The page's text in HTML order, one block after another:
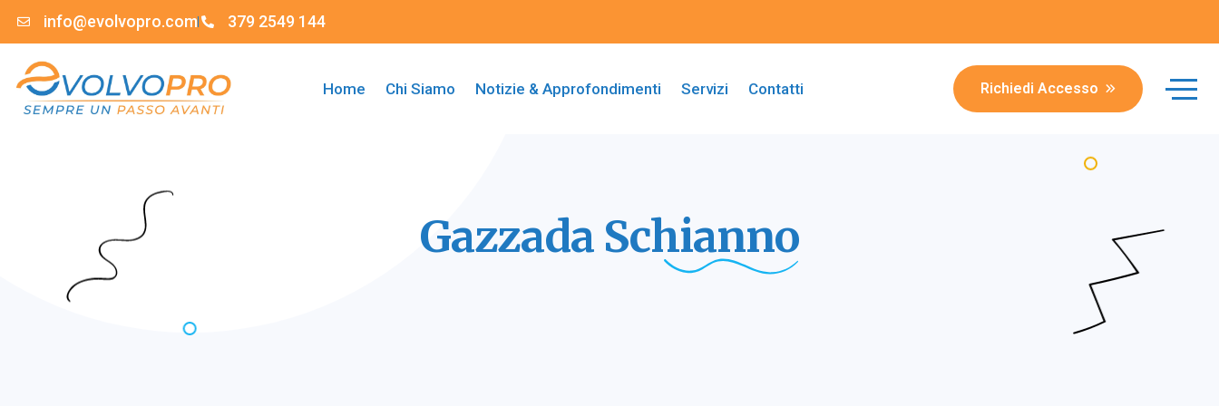
info@evolvopro.com 379 2549 144
Home Chi Siamo Notizie & Approfondimenti Servizi Contatti Richiedi Accesso
Gazzada Schianno